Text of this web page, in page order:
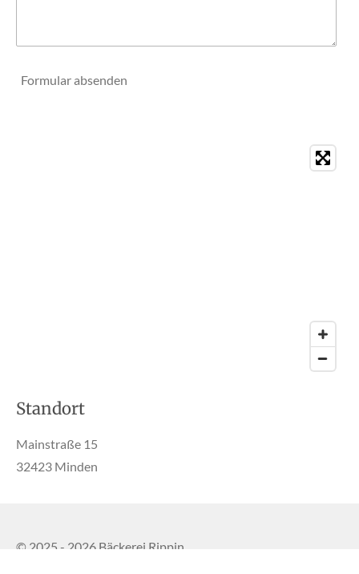
Formular absenden
Standort
Mainstraße 15
32423 Minden
© 2025 - 2026 Bäckerei Rippin